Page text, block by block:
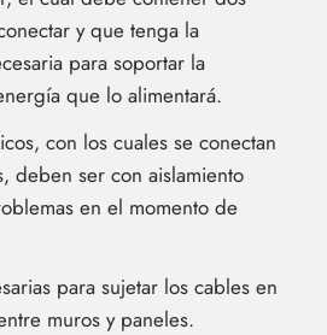
y que tenga la
para soportar la
que lo alimentará.
con los cuales se conectan
deben ser con aislamiento
en el momento de
para sujetar los cables en
muros y paneles.